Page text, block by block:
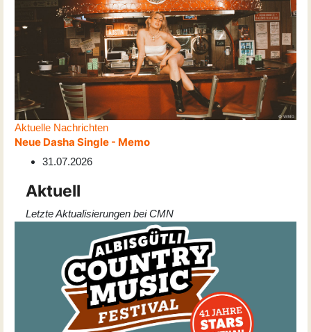
Aktuelle Nachrichten
Neue Dasha Single - Memo
31.07.2026
Aktuell
Letzte Aktualisierungen bei CMN